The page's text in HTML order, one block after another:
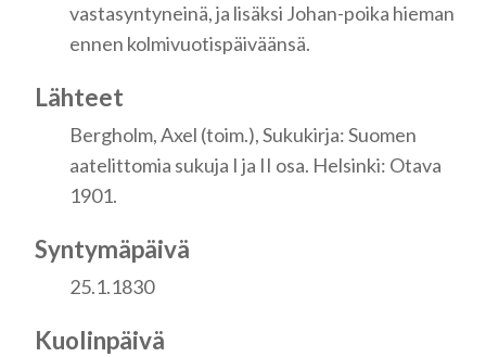
vastasyntyneinä, ja lisäksi Johan-poika hieman
ennen kolmivuotispäiväänsä.
Lähteet
Bergholm, Axel (toim.), Sukukirja: Suomen
aatelittomia sukuja I ja II osa. Helsinki: Otava
1901.
Syntymäpäivä
25.1.1830
Kuolinpäivä